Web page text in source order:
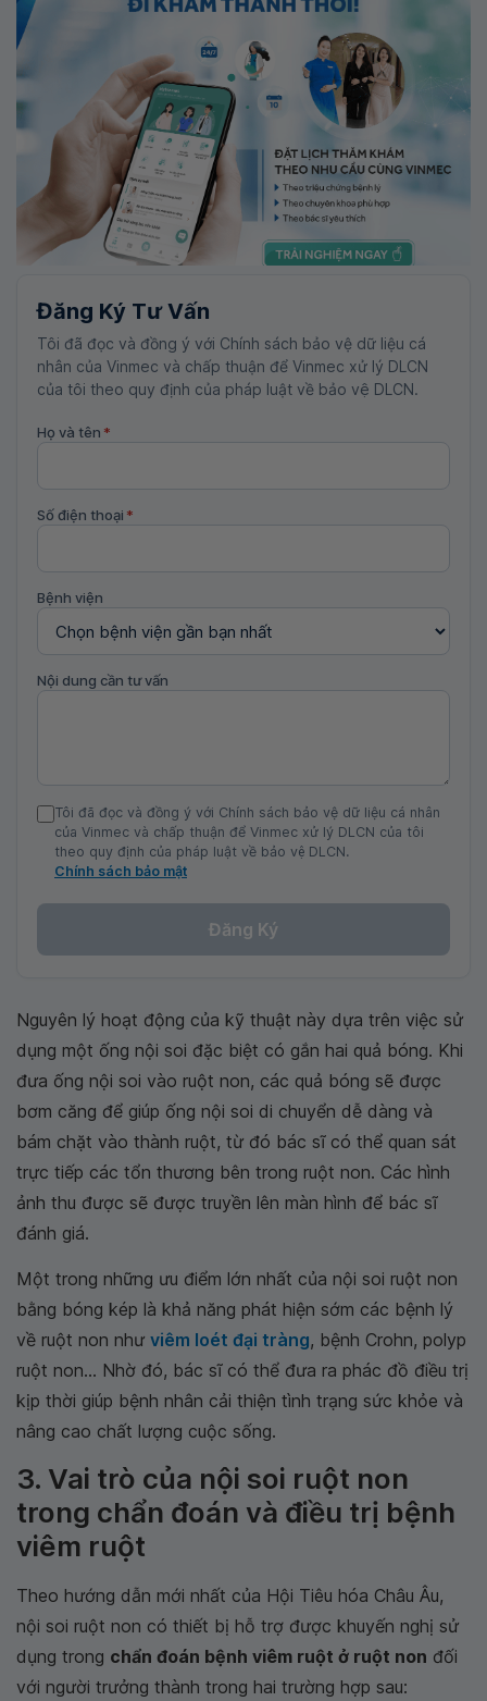
Đăng Ký Tư Vấn
Tôi đã đọc và đồng ý với Chính sách bảo vệ dữ liệu cá
nhân của Vinmec và chấp thuận để Vinmec xử lý DLCN
của tôi theo quy định của pháp luật về bảo vệ DLCN.
Họ và tên *
Số điện thoại *
Bệnh viện
Nội dung cần tư vấn
Tôi đã đọc và đồng ý với Chính sách bảo vệ dữ liệu cá nhân
của Vinmec và chấp thuận để Vinmec xử lý DLCN của tôi
theo quy định của pháp luật về bảo vệ DLCN.
Chính sách bảo mật
Đăng Ký
Nguyên lý hoạt động của kỹ thuật này dựa trên việc sử
dụng một ống nội soi đặc biệt có gắn hai quả bóng. Khi
đưa ống nội soi vào ruột non, các quả bóng sẽ được
bơm căng để giúp ống nội soi di chuyển dễ dàng và
bám chặt vào thành ruột, từ đó bác sĩ có thể quan sát
trực tiếp các tổn thương bên trong ruột non. Các hình
ảnh thu được sẽ được truyền lên màn hình để bác sĩ
đánh giá.
Một trong những ưu điểm lớn nhất của nội soi ruột non
bằng bóng kép là khả năng phát hiện sớm các bệnh lý
về ruột non như viêm loét đại tràng, bệnh Crohn, polyp
ruột non... Nhờ đó, bác sĩ có thể đưa ra phác đồ điều trị
kịp thời giúp bệnh nhân cải thiện tình trạng sức khỏe và
nâng cao chất lượng cuộc sống.
3. Vai trò của nội soi ruột non
trong chẩn đoán và điều trị bệnh
viêm ruột
Theo hướng dẫn mới nhất của Hội Tiêu hóa Châu Âu,
nội soi ruột non có thiết bị hỗ trợ được khuyến nghị sử
dụng trong chẩn đoán bệnh viêm ruột ở ruột non đối
với người trưởng thành trong hai trường hợp sau: